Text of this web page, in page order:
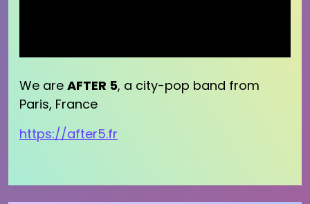
We are AFTER 5, a city-pop band from
Paris, France
https://after5.fr